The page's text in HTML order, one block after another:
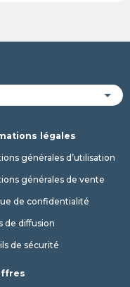
légales
générales d’utilisation
générales de vente
de confidentialité
de diffusion
de sécurité